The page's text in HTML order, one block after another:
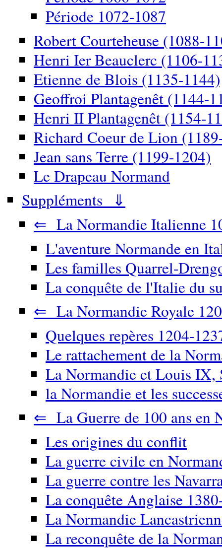
Période 1072-1087
Robert Courteheuse (1088-
Henri Ier Beauclerc (1106-
Etienne de Blois (1135-1144)
Geoffroi Plantagenêt (1144-
Henri II Plantagenêt (1154-
Richard Coeur de Lion
Jean sans Terre (1199-1204)
Le Drapeau Normand
Suppléments ⇓
⇐ La Normandie Italienne
L'aventure Normande en
Les familles Quarrel-
La conquête de l'Italie du
⇐ La Normandie Royale
Quelques repères 1204-
Le rattachement de la
La Normandie et Louis IX,
la Normandie et les
⇐ La Guerre de 100 ans en
Les origines du conflit
La guerre civile en
La guerre contre les
La conquête Anglaise
La Normandie
La reconquête de la